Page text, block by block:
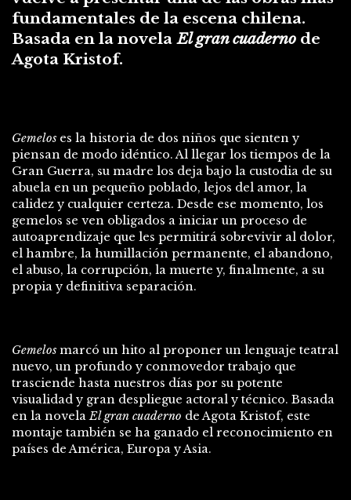
fundamentales de la escena chilena.
Basada en la novela El gran cuaderno de
Agota Kristof.
Gemelos es la historia de dos niños que sienten y
piensan de modo idéntico. Al llegar los tiempos de la
Gran Guerra, su madre los deja bajo la custodia de su
abuela en un pequeño poblado, lejos del amor, la
calidez y cualquier certeza. Desde ese momento, los
gemelos se ven obligados a iniciar un proceso de
autoaprendizaje que les permitirá sobrevivir al dolor,
el hambre, la humillación permanente, el abandono,
el abuso, la corrupción, la muerte y, finalmente, a su
propia y definitiva separación.
Gemelos marcó un hito al proponer un lenguaje teatral
nuevo, un profundo y conmovedor trabajo que
trasciende hasta nuestros días por su potente
visualidad y gran despliegue actoral y técnico. Basada
en la novelaEl gran cuaderno de Agota Kristof, este
montaje también se ha ganado el reconocimiento en
países de América, Europa y Asia.